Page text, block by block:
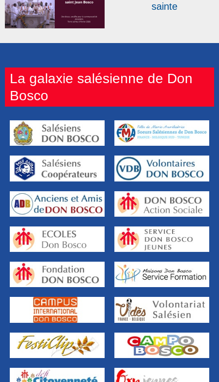
sainte
La galaxie salésienne de Don
Bosco